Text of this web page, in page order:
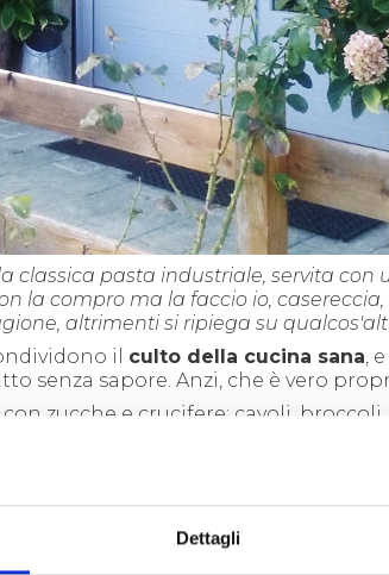
Dettagli
classica pasta industriale, servita con
la compro ma la faccio io,
altrimenti si ripiega su
il culto della cucina sana,
senza sapore. Anzi, che è vero
con zucche e crucifere: cavoli, broccoli,